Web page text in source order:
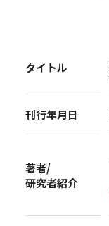
タイトル
刊行年月日
著者/
研究者紹介